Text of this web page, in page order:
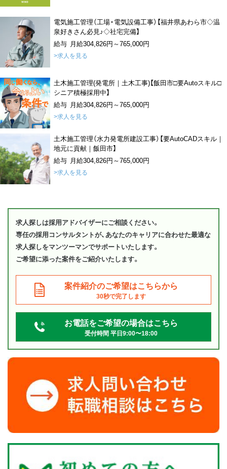
電気施工管理（工場・電気設備工事）【福井県あわら市◇温
泉好きさん必見♪◇社宅完備】
給与 月給304,826円～765,000円
>求人を見る
土木施工管理(発電所｜土木工事)【飯田市□要Autoスキル□
シニア積極採用中】
給与 月給304,826円～765,000円
>求人を見る
土木施工管理（水力発電所建設工事）【要AutoCADスキル｜
地元に貢献｜飯田市】
給与 月給304,826円～765,000円
>求人を見る
求人探しは採用アドバイザーにご相談ください。
専任の採用コンサルタントが、あなたのキャリアに合わせた最適な
求人探しをマンツーマンでサポートいたします。
ご希望に添った案件をご紹介いたします。
案件紹介のご希望はこちらから
30秒で完了します
お電話をご希望の場合はこちら
受付時間 平日9:00〜18:00